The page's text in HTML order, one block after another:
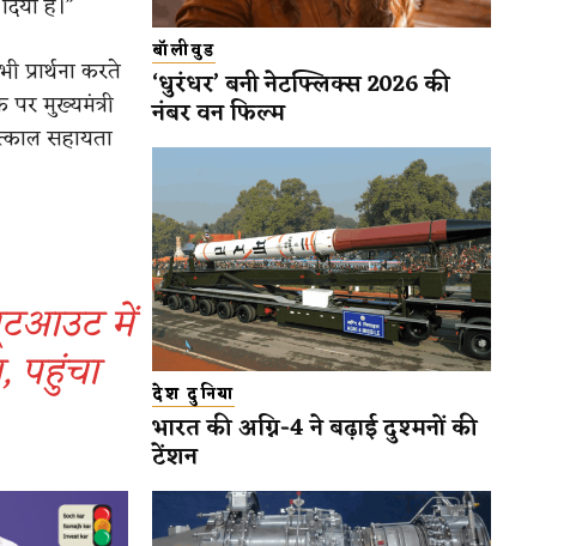
करते
पर मुख्यमंत्री
सहायता
में
पहुंचा
बॉलीवुड
‘धुरंधर’ बनी नेटफ्लिक्स 2026 की
नंबर वन फिल्म
देश दुनिया
भारत की अग्नि-4 ने बढ़ाई दुश्मनों की
टेंशन